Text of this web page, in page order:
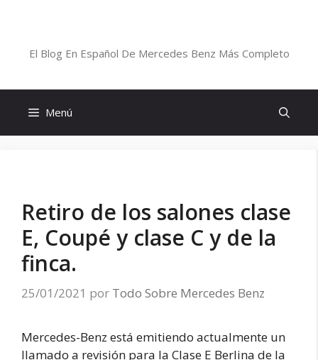
El Blog En Español De Mercedes Benz Más Completo
Menú
Retiro de los salones clase
E, Coupé y clase C y de la
finca.
25/01/2021 por Todo Sobre Mercedes Benz
Mercedes-Benz está emitiendo actualmente un
llamado a revisión para la Clase E Berlina de la